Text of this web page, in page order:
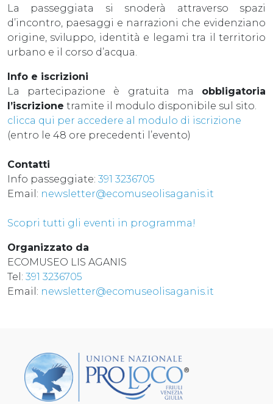
La passeggiata si snoderà attraverso spazi
d’incontro, paesaggi e narrazioni che evidenziano
origine, sviluppo, identità e legami tra il territorio
urbano e il corso d’acqua.
Info e iscrizioni
La partecipazione è gratuita ma obbligatoria
l’iscrizione tramite il modulo disponibile sul sito.
clicca qui per accedere al modulo di iscrizione
(entro le 48 ore precedenti l’evento)
Contatti
Info passeggiate: 391 3236705
Email: newsletter@ecomuseolisaganis.it
Scopri tutti gli eventi in programma!
Organizzato da
ECOMUSEO LIS AGANIS
Tel: 391 3236705
Email: newsletter@ecomuseolisaganis.it